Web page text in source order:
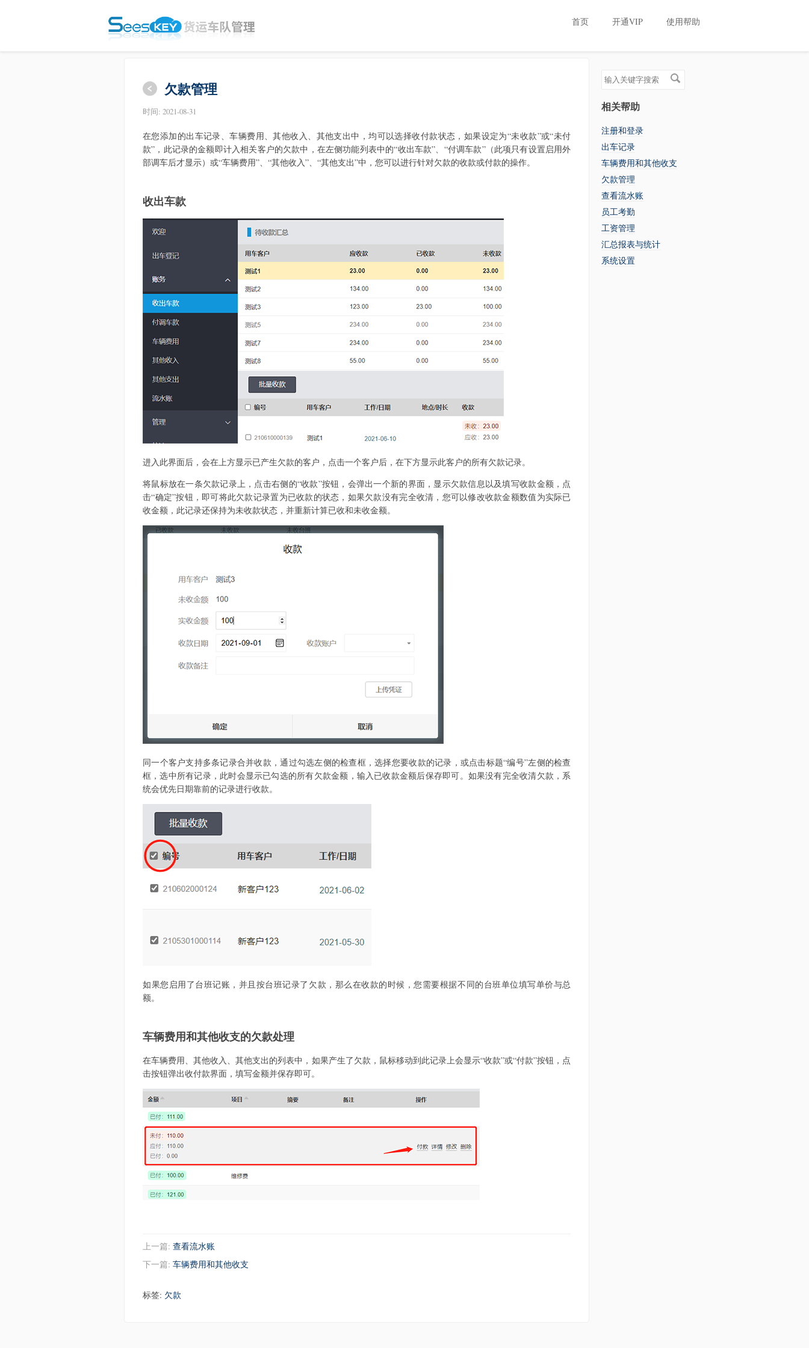
首页 开通VIP 使用帮助
欠款管理
时间: 2021-08-31
在您添加的出车记录、车辆费用、其他收入、其他支出中，均可以选择收付款状态，如果设定为“未收款”或“未付
款”，此记录的金额即计入相关客户的欠款中，在左侧功能列表中的“收出车款”、“付调车款”（此项只有设置启用外
部调车后才显示）或“车辆费用”、“其他收入”、“其他支出”中，您可以进行针对欠款的收款或付款的操作。
收出车款
进入此界面后，会在上方显示已产生欠款的客户，点击一个客户后，在下方显示此客户的所有欠款记录。
将鼠标放在一条欠款记录上，点击右侧的“收款”按钮，会弹出一个新的界面，显示欠款信息以及填写收款金额，点
击“确定”按钮，即可将此欠款记录置为已收款的状态，如果欠款没有完全收清，您可以修改收款金额数值为实际已
收金额，此记录还保持为未收款状态，并重新计算已收和未收金额。
同一个客户支持多条记录合并收款，通过勾选左侧的检查框，选择您要收款的记录，或点击标题“编号”左侧的检查
框，选中所有记录，此时会显示已勾选的所有欠款金额，输入已收款金额后保存即可。如果没有完全收清欠款，系
统会优先日期靠前的记录进行收款。
如果您启用了台班记账，并且按台班记录了欠款，那么在收款的时候，您需要根据不同的台班单位填写单价与总
额。
车辆费用和其他收支的欠款处理
在车辆费用、其他收入、其他支出的列表中，如果产生了欠款，鼠标移动到此记录上会显示“收款”或“付款”按钮，点
击按钮弹出收付款界面，填写金额并保存即可。
上一篇: 查看流水账
下一篇: 车辆费用和其他收支
标签: 欠款
搜
索
关
键
相关帮助
注册和登录
出车记录
车辆费用和其他收支
欠款管理
查看流水账
员工考勤
工资管理
汇总报表与统计
系统设置